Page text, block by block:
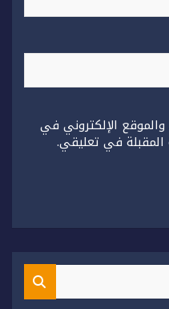
الإلكتروني في
المقبلة في تعليقي.